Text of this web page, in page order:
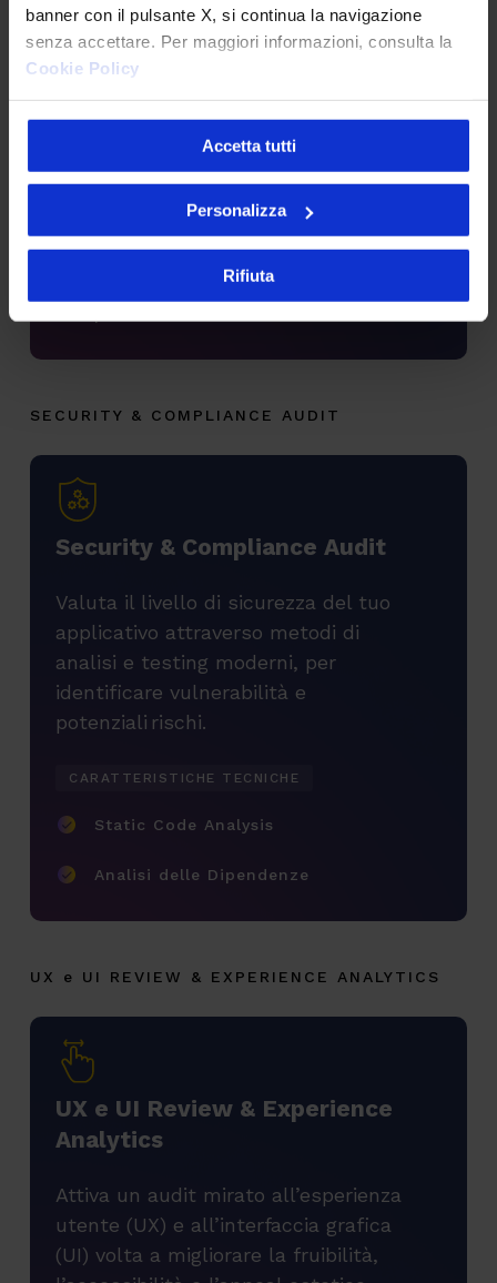
banner con il pulsante X, si continua la navigazione
senza accettare. Per maggiori informazioni, consulta la
Cookie Policy
Accetta tutti
Personalizza
Rifiuta
requisiti di accessibilità e le aziende
sono vincolate al loro rispetto per una
CARATTERISTICHE TECNICHE
accessibilità
Identificazione delle criticità
SECURITY & COMPLIANCE AUDIT
Security & Compliance Audit
Valuta il livello di sicurezza del tuo
applicativo attraverso metodi di
analisi e testing moderni, per
identificare vulnerabilità e
potenziali rischi.
CARATTERISTICHE TECNICHE
Static Code Analysis
Analisi delle Dipendenze
UX e UI REVIEW & EXPERIENCE ANALYTICS
UX e UI Review & Experience
Analytics
Attiva un audit mirato all’esperienza
utente (UX) e all’interfaccia grafica
(UI) volta a migliorare la fruibilità,